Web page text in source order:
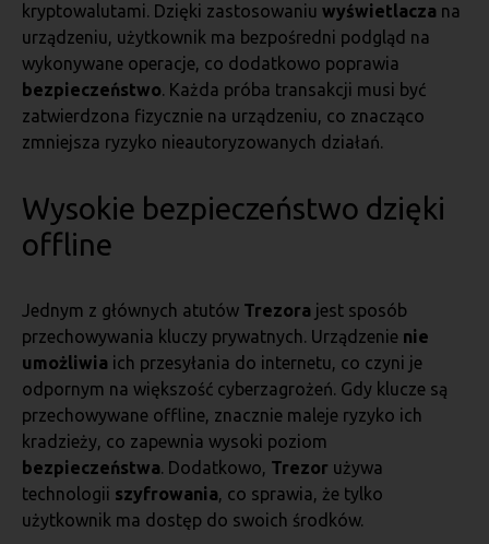
kryptowalutami. Dzięki zastosowaniu wyświetlacza na
urządzeniu, użytkownik ma bezpośredni podgląd na
wykonywane operacje, co dodatkowo poprawia
bezpieczeństwo. Każda próba transakcji musi być
zatwierdzona fizycznie na urządzeniu, co znacząco
zmniejsza ryzyko nieautoryzowanych działań.
Wysokie bezpieczeństwo dzięki
offline
Jednym z głównych atutów Trezora jest sposób
przechowywania kluczy prywatnych. Urządzenie nie
umożliwia ich przesyłania do internetu, co czyni je
odpornym na większość cyberzagrożeń. Gdy klucze są
przechowywane offline, znacznie maleje ryzyko ich
kradzieży, co zapewnia wysoki poziom
bezpieczeństwa. Dodatkowo, Trezor używa
technologii szyfrowania, co sprawia, że tylko
użytkownik ma dostęp do swoich środków.